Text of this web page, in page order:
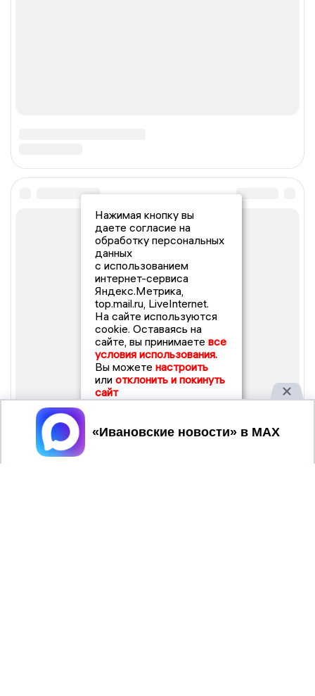
Нажимая кнопку вы
даете согласие на
обработку персональных
данных
с использованием
интернет-сервиса
Яндекс.Метрика,
top.mail.ru, LiveInternet.
На сайте используются
cookie. Оставаясь на
сайте, вы принимаете все
условия использования.
Вы можете настроить
или отклонить и покинуть
сайт
Принять